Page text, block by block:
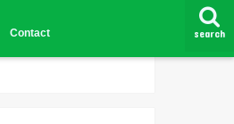
search
Contact